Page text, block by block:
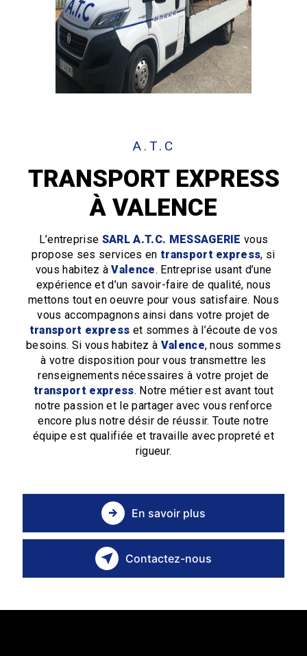
A.T.C
TRANSPORT EXPRESS
À VALENCE
L’entreprise SARL A.T.C. MESSAGERIE vous
propose ses services en transport express, si
vous habitez àValence. Entreprise usant d’une
expérience et d’un savoir-faire de qualité, nous
mettons tout en oeuvre pour vous satisfaire. Nous
vous accompagnons ainsi dans votre projet de
transport express et sommes à l’écoute de vos
besoins. Si vous habitez à Valence, nous sommes
à votre disposition pour vous transmettre les
renseignements nécessaires à votre projet de
transport express. Notre métier est avant tout
notre passion et le partager avec vous renforce
encore plus notre désir de réussir. Toute notre
équipe est qualifiée et travaille avec propreté et
rigueur.
En savoir plus
Contactez-nous